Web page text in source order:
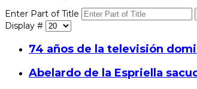
Enter Part of Title
Display #
74 años de la televisión
Abelardo de la Espriella